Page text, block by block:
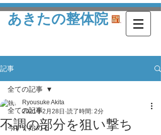
あきたの整体院
記事
全ての記事
今すぐ始める
全ての記事
不調の部分を狙い撃ち
Ryousuke Akita
2021年2月28日 読了時間: 2分